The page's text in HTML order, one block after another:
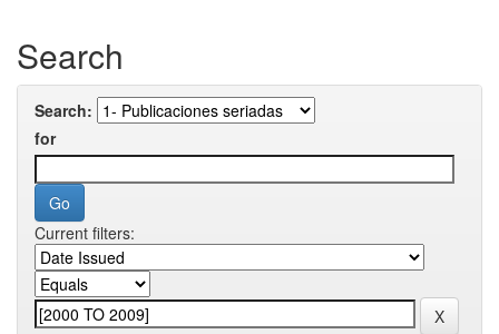
Search
Search:
for
Current filters: